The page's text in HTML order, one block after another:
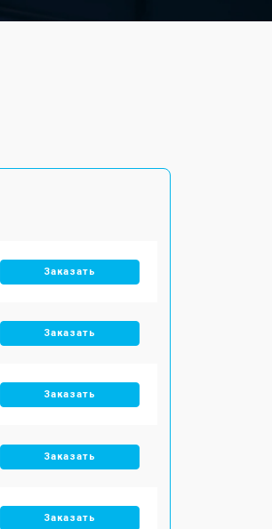
Заказать
Заказать
Заказать
Заказать
Заказать